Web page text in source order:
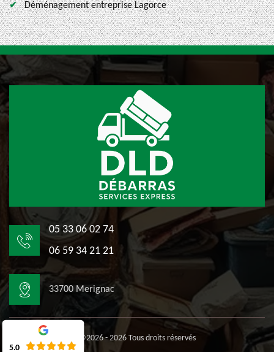
Déménagement entreprise Lagorce
05 33 06 02 74
06 59 34 21 21
33700 Merignac
©2026 - 2026 Tous droits réservés
5.0